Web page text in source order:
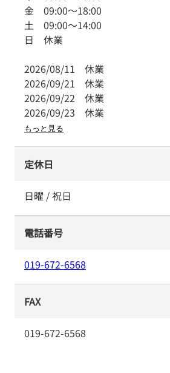
金 09:00～18:00
土 09:00～14:00
日 休業
2026/08/11 休業
2026/09/21 休業
2026/09/22 休業
2026/09/23 休業
もっと見る
定休日
日曜 / 祝日
電話番号
019-672-6568
FAX
019-672-6568